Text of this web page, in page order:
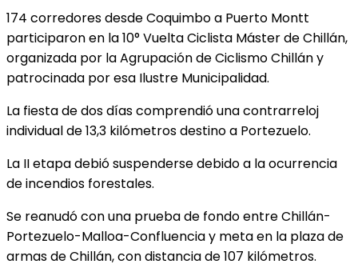
174 corredores desde Coquimbo a Puerto Montt
participaron en la 10° Vuelta Ciclista Máster de Chillán,
organizada por la Agrupación de Ciclismo Chillán y
patrocinada por esa Ilustre Municipalidad.
La fiesta de dos días comprendió una contrarreloj
individual de 13,3 kilómetros destino a Portezuelo.
La II etapa debió suspenderse debido a la ocurrencia
de incendios forestales.
Se reanudó con una prueba de fondo entre Chillán-
Portezuelo-Malloa-Confluencia y meta en la plaza de
armas de Chillán, con distancia de 107 kilómetros.